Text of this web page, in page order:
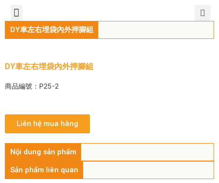
DY車左右埋袋內外押腳組
DY車左右埋袋內外押腳組
商品編號：P25-2
Liên hệ mua hàng
Nội dung sản phẩm
Sản phẩm liên quan